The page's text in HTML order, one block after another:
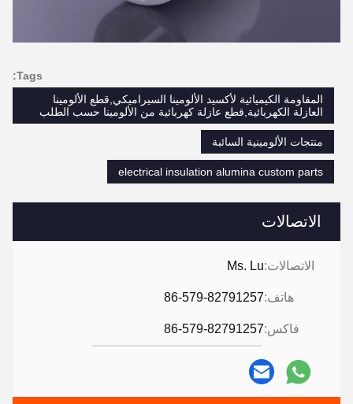
الاتصالات
الاتصالات:Ms. Lu
هاتف:86-579-82791257
فاكس:86-579-82791257
Tags:
المقاومة الكيميائية لأكسيد الألومينا السيراميكي,قطع الألومينا
العازلة الكهربائية,قطع عازلة كهربائية من الألومينا حسب الطلب
منتجات الألومينية السائبة
electrical insulation alumina custom parts